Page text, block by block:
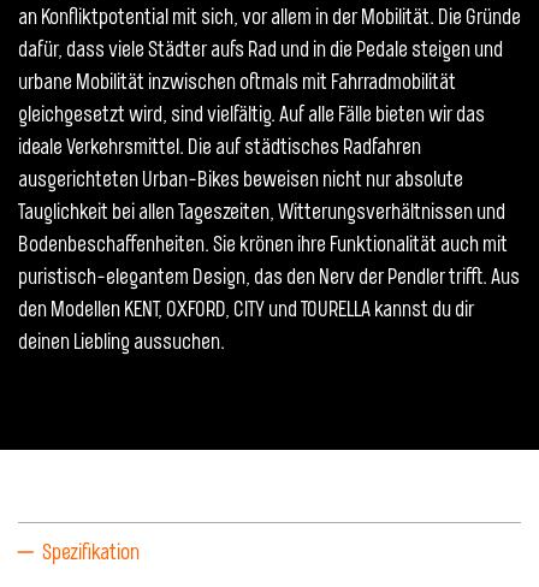
an Konfliktpotential mit sich, vor allem in der Mobilität. Die Gründe
dafür, dass viele Städter aufs Rad und in die Pedale steigen und
urbane Mobilität inzwischen oftmals mit Fahrradmobilität
gleichgesetzt wird, sind vielfältig. Auf alle Fälle bieten wir das
ideale Verkehrsmittel. Die auf städtisches Radfahren
ausgerichteten Urban-Bikes beweisen nicht nur absolute
Tauglichkeit bei allen Tageszeiten, Witterungsverhältnissen und
Bodenbeschaffenheiten. Sie krönen ihre Funktionalität auch mit
puristisch-elegantem Design, das den Nerv der Pendler trifft. Aus
den Modellen KENT, OXFORD, CITY und TOURELLA kannst du dir
deinen Liebling aussuchen.
Spezifikation